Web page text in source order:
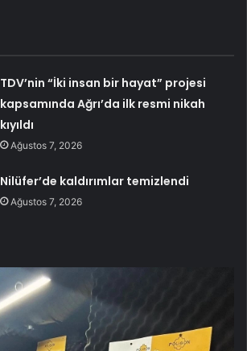
TDV’nin “İki insan bir hayat” projesi
kapsamında Ağrı’da ilk resmi nikah
kıyıldı
Ağustos 7, 2026
Nilüfer’de kaldırımlar temizlendi
Ağustos 7, 2026